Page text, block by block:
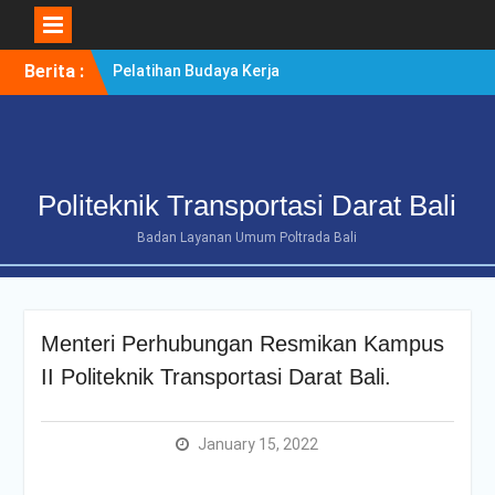
Berita :
Pelatihan Budaya Kerja
Berintegritas Bagi
KUNJUNGAN
BENCHMARKING DISTRIK
BENOA UNTUK
POLTRADA BALI
OPTIMALKAN PERSIAPAN
REVIEW II DOKUMEN
PROGRAM STUDI D-III
Politeknik Transportasi Darat Bali
Badan Layanan Umum Poltrada Bali
Menteri Perhubungan Resmikan Kampus
II Politeknik Transportasi Darat Bali.
January 15, 2022